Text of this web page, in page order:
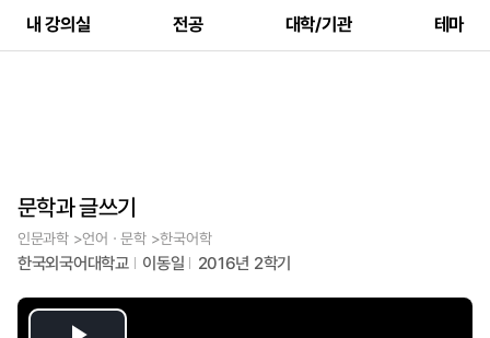
내 강의실 전공 대학/기관 테마
문학과 글쓰기
인문과학 >언어ㆍ문학 >한국어학
한국외국어대학교 이동일 2016년 2학기